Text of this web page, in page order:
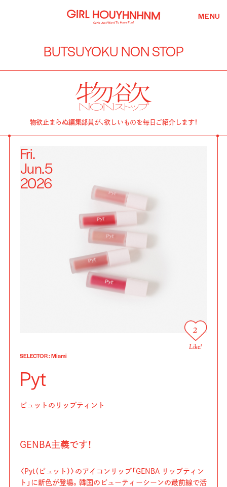
MENU
BUTSUYOKU NON STOP
物欲止まらぬ編集部員が、欲しいものを毎日ご紹介します！
Fri.
Jun.5
2026
2
Like!
SELECTOR: Miami
Pyt
ピュットのリップティント
GENBA主義です！
〈Pyt（ピュット）〉のアイコンリップ「GENBA リップティン
ト」に新色が登場。韓国のビューティーシーンの最前線で活